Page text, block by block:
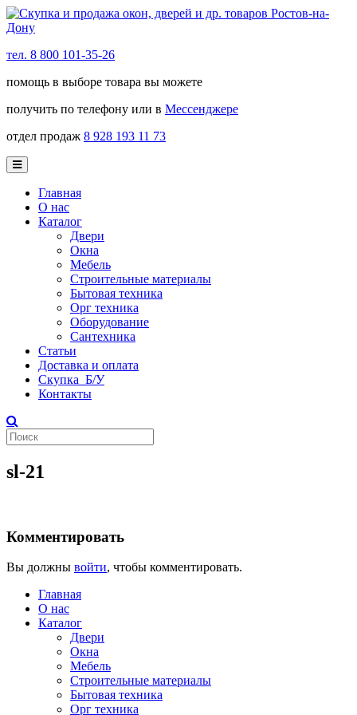
тел. 8 800 101-35-26
помощь в выборе товара вы можете
получить по телефону или в Мессенджере
отдел продаж 8 928 193 11 73
Главная
О нас
Каталог
Двери
Окна
Мебель
Строительные материалы
Бытовая техника
Орг техника
Оборудование
Сантехника
Статьи
Доставка и оплата
Скупка Б/У
Контакты
sl-21
Комментировать
Вы должны войти, чтобы комментировать.
Главная
О нас
Каталог
Двери
Окна
Мебель
Строительные материалы
Бытовая техника
Орг техника